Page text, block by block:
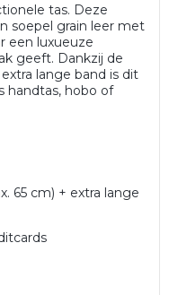
tas. Deze
soepel grain leer met
een luxueuze
geeft. Dankzij de
lange band is dit
handtas, hobo of
65 cm) + extra lange